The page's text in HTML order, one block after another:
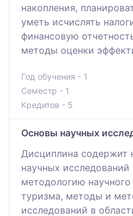
накопления,
уметь исчислять
финансовую
методы оценки
Год обучения - 1
Семестр - 1
Кредитов - 5
Основы научных
Дисциплина содержит
научных
методологию
туризма, методы и
исследований в